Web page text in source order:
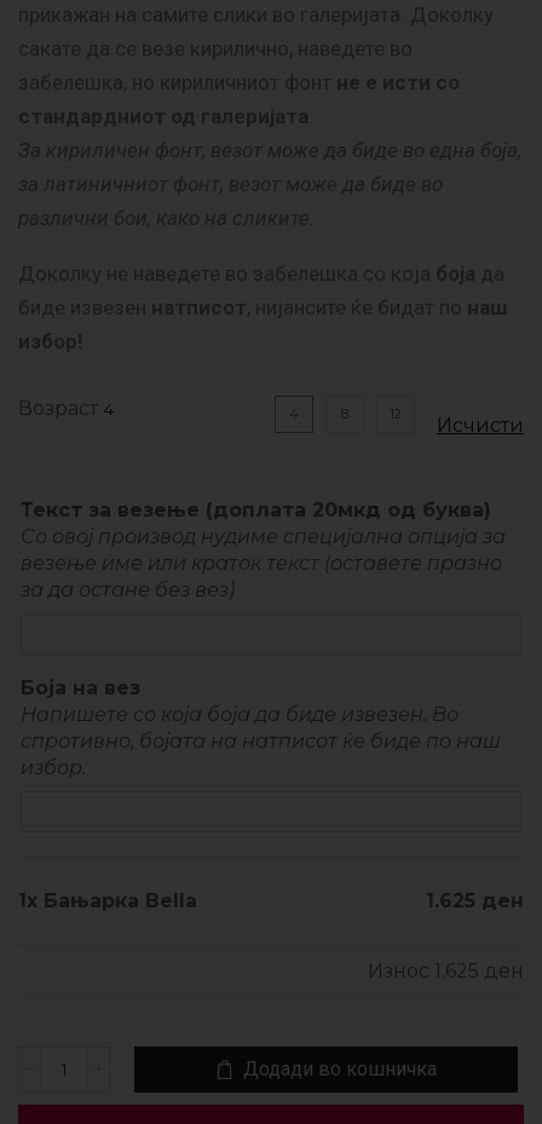
прикажан на самите слики во галеријата. Доколку
сакате да се везе кирилично, наведете во
забелешка, но кириличниот фонт не е исти со
стандардниот од галеријата
За кириличен фонт, везот може да биде во една боја,
за латиничниот фонт, везот може да биде во
различни бои, како на сликите.
Доколку не наведете во забелешка со која боја да
биде извезен натписот, нијансите ќе бидат по наш
избор!
Возраст 4 8 12 Исчисти
Текст за везење (доплата 20мкд од буква)
Со овој производ нудиме специјална опција за
везење име или краток текст (оставете празно
за да остане без вез)
Боја на вез
Напишете со која боја да биде извезен. Во
спротивно, бојата на натписот ќе биде по наш
избор.
1x Бањарка Bella 1.625 ден
Износ 1.625 ден
Додади во кошничка